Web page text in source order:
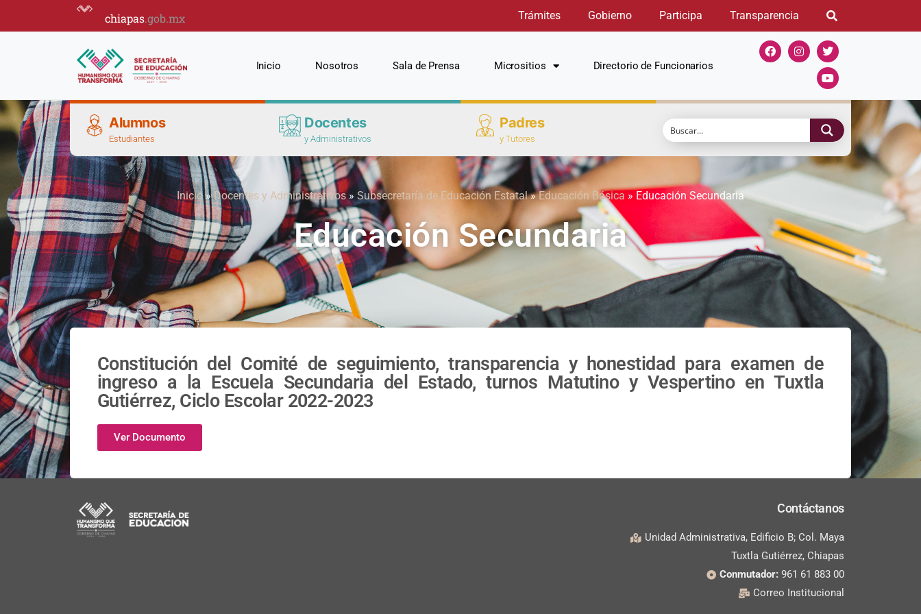
chiapas.gob.mx Trámites Gobierno Participa Transparencia
Inicio Nosotros Sala de Prensa Micrositios Directorio de Funcionarios
Alumnos
Estudiantes
Docentes
y Administrativos
Padres
y Tutores
Inicio»Docentes y Administrativos» Subsecretaría de Educación Estatal»Educación Básica » Educación Secundaria
Educación Secundaria
Constitución del Comité de seguimiento, transparencia y honestidad para examen de
ingreso a la Escuela Secundaria del Estado, turnos Matutino y Vespertino en Tuxtla
Gutiérrez, Ciclo Escolar 2022-2023
Ver Documento
Contáctanos
Unidad Administrativa, Edificio B; Col. Maya
Tuxtla Gutiérrez, Chiapas
Conmutador: 961 61 883 00
Correo Institucional